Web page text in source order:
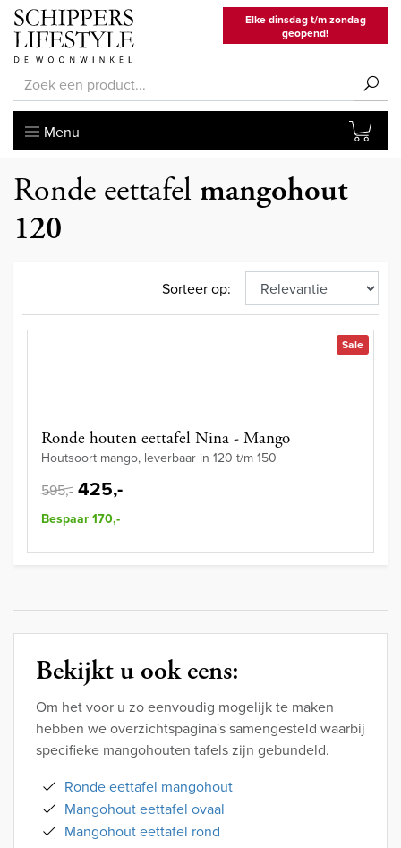
Elke dinsdag t/m zondag
geopend!
Menu
Ronde eettafel mangohout
120
Sorteer op:
Sale
Ronde houten eettafel Nina - Mango
Houtsoort mango, leverbaar in 120 t/m 150
595,- 425,-
Bespaar 170,-
Bekijkt u ook eens:
Om het voor u zo eenvoudig mogelijk te maken
hebben we overzichtspagina's samengesteld waarbij
specifieke mangohouten tafels zijn gebundeld.
Ronde eettafel mangohout
Mangohout eettafel ovaal
Mangohout eettafel rond